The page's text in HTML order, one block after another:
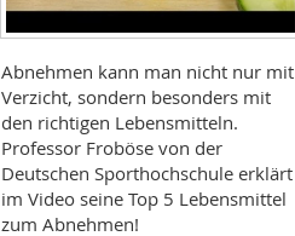
Abnehmen kann man nicht nur mit
Verzicht, sondern besonders mit
den richtigen Lebensmitteln.
Professor Froböse von der
Deutschen Sporthochschule erklärt
im Video seine Top 5 Lebensmittel
zum Abnehmen!